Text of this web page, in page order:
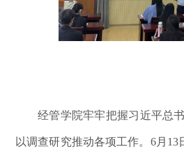
经管学院牢牢把握习近平总
以调查研究推动各项工作。 6月13